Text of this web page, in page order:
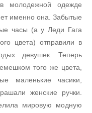
молодежной одежде
именно она. Забытые
часы (а у Леди Гага
цвета) отправили в
девушек. Теперь
того же цвета,
маленькие часики,
женские ручки.
мировую модную